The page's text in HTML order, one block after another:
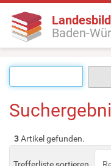
Baden-
3Artikel gefunden.